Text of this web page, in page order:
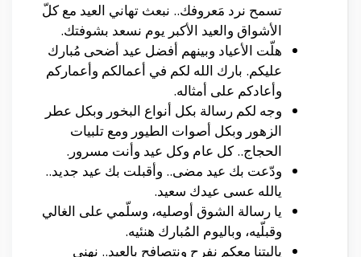
تسمح نرد مَعروفك.. نبعث تهاني العيد مع كلّ
الأشواق والعيد الأكبر يوم نسعد بشوفتك.
هلّت الأعياد وبينهم أفضل عيد أضحى مُبارك
عليكم. بارك الله لكم في أعمالكم وأعماركم
وأعادكم على أمثاله.
وجه لكم رسالة بكل أنواع البخور وبكل عطر
الزهور وبكل أصوات الطيور ومع تلبيات
الحجاج.. كل عام وكل عيد وأنت مسرور.
ودّعت بك عيد مضى.. وأقبلت بك عيد جديد..
يالله عسى عيدك سعيد.
يا رسالة الشوق أوصليه، وسلّمي على الغالي
وقبلّيه، وباليوم المُبارك هنئيه.
ياليتنا معكم نفرح ونتصافح بالعيد.. نهني